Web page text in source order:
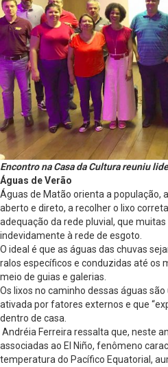
Encontro na Casa da Cultura reuniu
Águas de Verão
Águas de Matão orienta a população,
aberto e direto, a recolher o lixo
adequação da rede pluvial, que
indevidamente à rede de esgoto.
O ideal é que as águas das chuvas
ralos específicos e conduzidas até os
meio de guias e galerias.
Os lixos no caminho dessas águas
ativada por fatores externos e que
dentro de casa.
Andréia Ferreira ressalta que, neste
associadas ao El Niño, fenômeno
temperatura do Pacífico Equatorial,